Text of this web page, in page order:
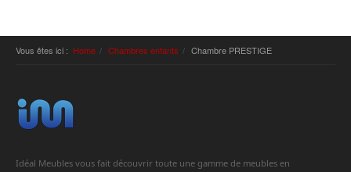
Vous êtes ici : Home Chambres enfants Chambre PRESTIGE
Idéal Meubles vous fait découvrir toute une gamme de meubles en